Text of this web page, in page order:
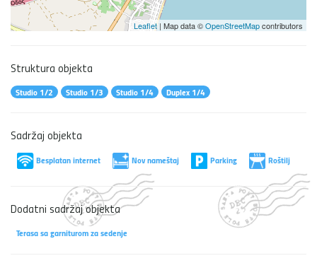
Leaflet| Map data ©OpenStreetMapcontributors
Struktura objekta
Studio 1/2 Studio 1/3 Studio 1/4 Duplex 1/4
Sadržaj objekta
Besplatan internet Nov nameštaj Parking Roštilj
Dodatni sadržaj objekta
Terasa sa garniturom za sedenje